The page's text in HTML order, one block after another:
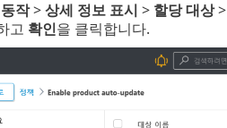
동작>상세 정보 표시 > 할당 대상>
고 확인을 클릭합니다.